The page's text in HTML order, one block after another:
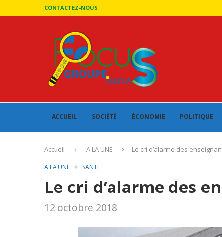
CONTACTEZ-NOUS
ACCUEIL SOCIÉTÉ ÉCONOMIE POLITIQUE
Accueil A LA UNE Le cri d’alarme des
A LA UNE SANTÉ
Le cri d’alarme des
12 octobre 2018